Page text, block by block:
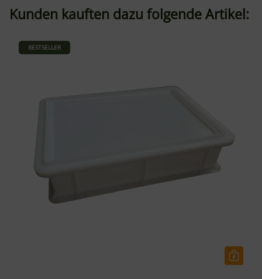
Kunden kauften dazu folgende Artikel:
BESTSELLER